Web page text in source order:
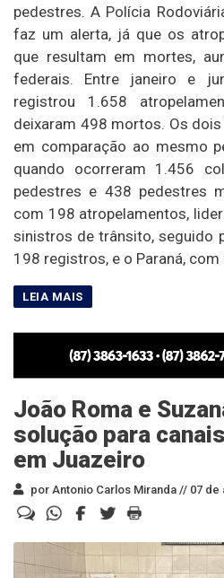
pedestres. A Polícia
faz um alerta, já que os
que resultam em mortes,
federais. Entre janeiro e
registrou 1.658
deixaram 498 mortos. Os
em comparação ao mesmo
quando ocorreram 1.456
pedestres e 438 pedestres
com 198 atropelamentos,
sinistros de trânsito, seguido
198 registros, e o Paraná, com
João Roma e
solução para
em Juazeiro
por Antonio Carlos Miranda // 07 de